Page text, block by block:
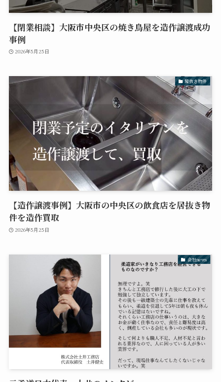
【閉業相談】大阪市中央区の焼き鳥屋を造作譲渡成功
事例
2026年5月25日
居抜き物件
【造作譲渡事例】大阪市の中央区の飲食店を居抜き物
件を造作買取
2026年5月25日
会社news